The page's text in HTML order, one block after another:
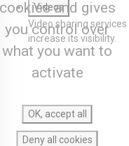
Videos
Video sharing
increase its visibility.
and gives
you control over
what you want to
activate
OK, accept all
Deny all cookies